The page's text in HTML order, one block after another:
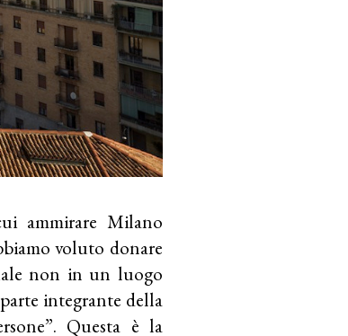
ammirare Milano
voluto donare
non in un luogo
integrante della
Questa è la